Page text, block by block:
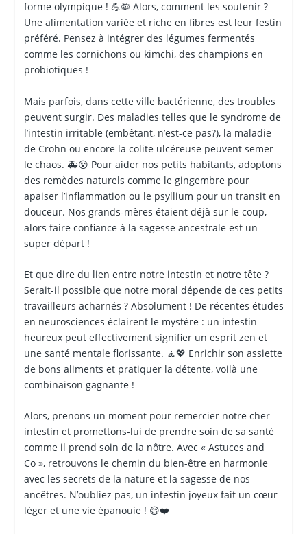
forme olympique ! 💪🦠 Alors, comment les soutenir ?
Une alimentation variée et riche en fibres est leur festin
préféré. Pensez à intégrer des légumes fermentés
comme les cornichons ou kimchi, des champions en
probiotiques !
Mais parfois, dans cette ville bactérienne, des troubles
peuvent surgir. Des maladies telles que le syndrome de
l’intestin irritable (embêtant, n’est-ce pas?), la maladie
de Crohn ou encore la colite ulcéreuse peuvent semer
le chaos. 🚑😵 Pour aider nos petits habitants, adoptons
des remèdes naturels comme le gingembre pour
apaiser l’inflammation ou le psyllium pour un transit en
douceur. Nos grands-mères étaient déjà sur le coup,
alors faire confiance à la sagesse ancestrale est un
super départ !
Et que dire du lien entre notre intestin et notre tête ?
Serait-il possible que notre moral dépende de ces petits
travailleurs acharnés ? Absolument ! De récentes études
en neurosciences éclairent le mystère : un intestin
heureux peut effectivement signifier un esprit zen et
une santé mentale florissante. 🧘💖 Enrichir son assiette
de bons aliments et pratiquer la détente, voilà une
combinaison gagnante !
Alors, prenons un moment pour remercier notre cher
intestin et promettons-lui de prendre soin de sa santé
comme il prend soin de la nôtre. Avec « Astuces and
Co », retrouvons le chemin du bien-être en harmonie
avec les secrets de la nature et la sagesse de nos
ancêtres. N’oubliez pas, un intestin joyeux fait un cœur
léger et une vie épanouie ! 😄❤️